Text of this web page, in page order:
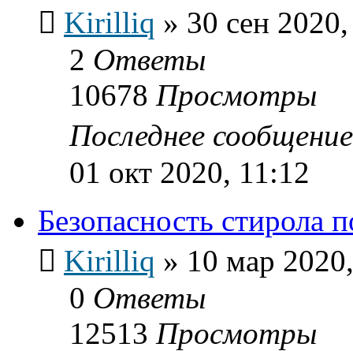
Kirilliq » 30 сен
2 Ответы
10678 Просмотры
Последнее
01 окт 2020, 11:12
Безопасность стирола
Kirilliq » 10 мар
0 Ответы
12513 Просмотры